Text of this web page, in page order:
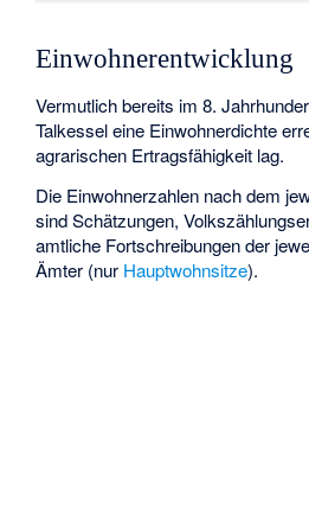
Einwohnerentwicklung
Vermutlich bereits im 8.
Talkessel eine Einwohnerdichte
agrarischen Ertragsfähigkeit lag.
Die Einwohnerzahlen nach dem
sind Schätzungen,
amtliche Fortschreibungen der
Ämter (nur Hauptwohnsitze).